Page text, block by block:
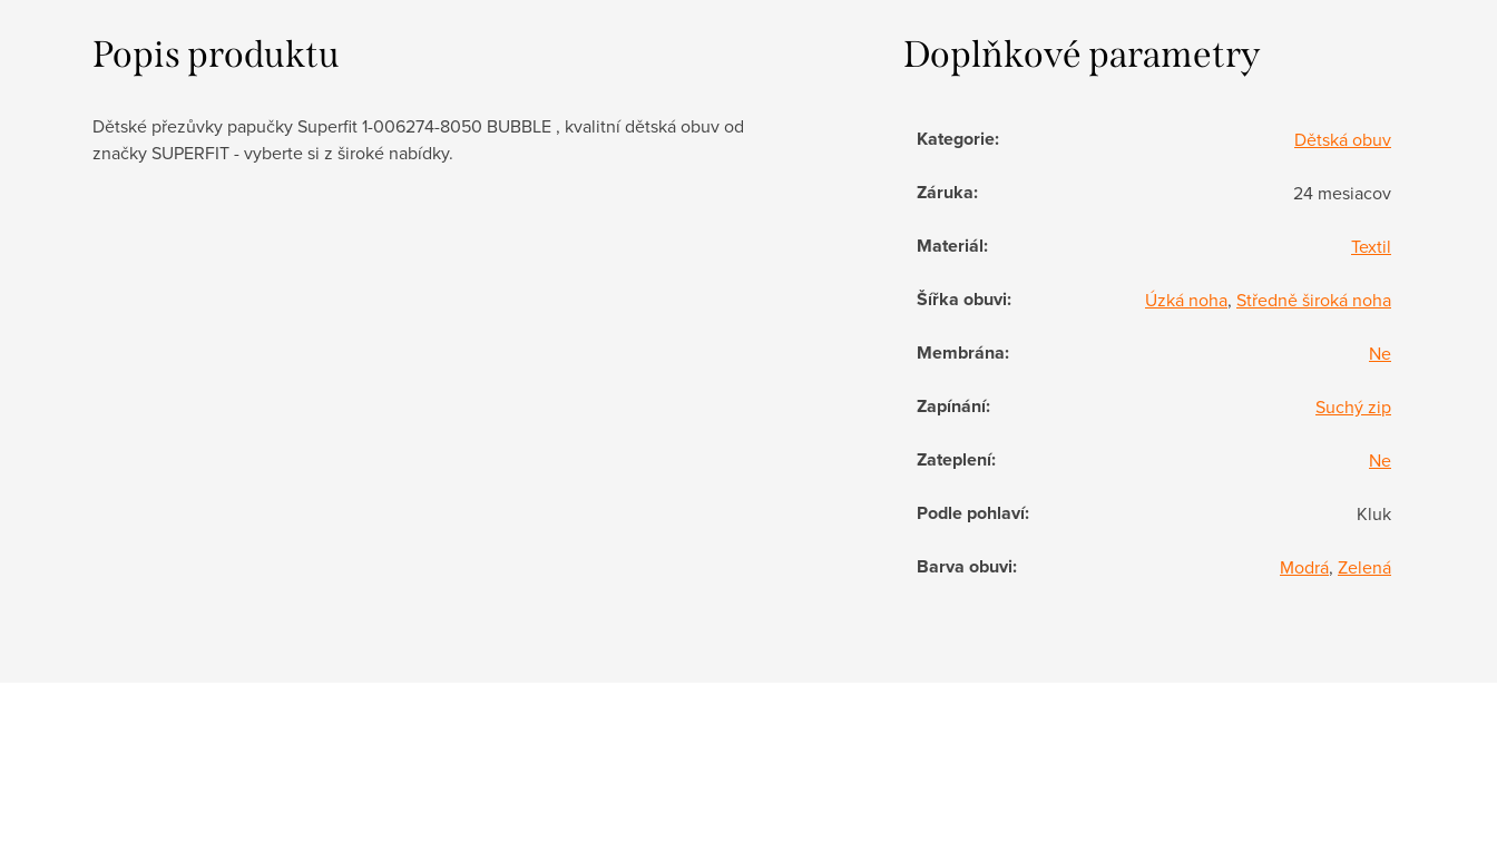
Popis produktu
Dětské přezůvky papučky Superfit 1-006274-8050 BUBBLE , kvalitní dětská obuv od
značky SUPERFIT - vyberte si z široké nabídky.
Doplňkové parametry
Kategorie: Dětská obuv
Záruka: 24 mesiacov
Materiál: Textil
Šířka obuvi: Úzká noha, Středně široká noha
Membrána: Ne
Zapínání: Suchý zip
Zateplení: Ne
Podle pohlaví: Kluk
Barva obuvi: Modrá, Zelená